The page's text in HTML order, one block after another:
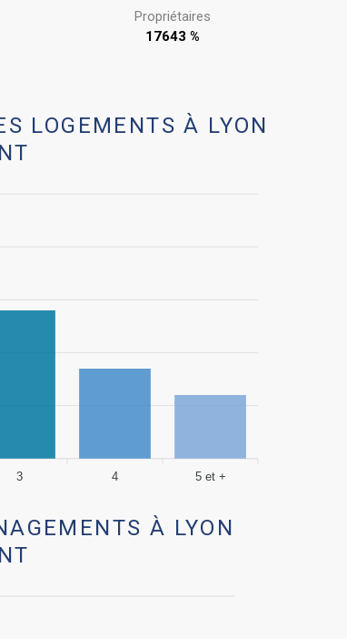
Propriétaires
17643 %
LOGEMENTS À LYON
3 4 5 et +
À LYON